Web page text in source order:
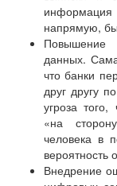
напрямую,
Повышение
данных.
что банки
друг другу
угроза
«на
человека в
вероятность
Внедрение